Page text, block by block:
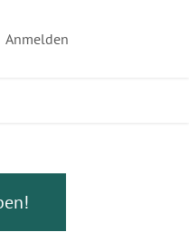
Anmelden